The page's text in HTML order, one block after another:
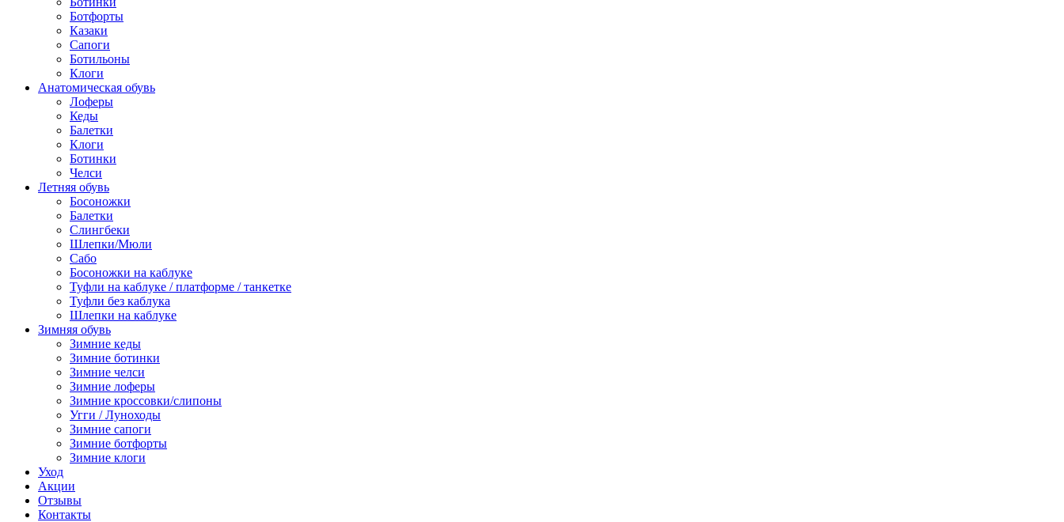
Ботфорты
Казаки
Сапоги
Ботильоны
Клоги
Анатомическая обувь
Лоферы
Кеды
Балетки
Клоги
Ботинки
Челси
Летняя обувь
Босоножки
Балетки
Слингбеки
Шлепки/Мюли
Сабо
Босоножки на каблуке
Туфли на каблуке / платформе / танкетке
Туфли без каблука
Шлепки на каблуке
Зимняя обувь
Зимние кеды
Зимние ботинки
Зимние челси
Зимние лоферы
Зимние кроссовки/слипоны
Угги / Луноходы
Зимние сапоги
Зимние ботфорты
Зимние клоги
Уход
Акции
Отзывы
Контакты